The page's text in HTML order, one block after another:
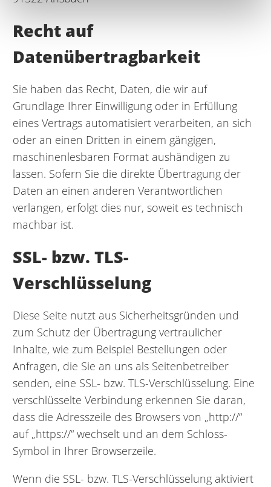
Recht auf
Datenübertragbarkeit
Sie haben das Recht, Daten, die wir auf
Grundlage Ihrer Einwilligung oder in Erfüllung
eines Vertrags automatisiert verarbeiten, an sich
oder an einen Dritten in einem gängigen,
maschinenlesbaren Format aushändigen zu
lassen. Sofern Sie die direkte Übertragung der
Daten an einen anderen Verantwortlichen
verlangen, erfolgt dies nur, soweit es technisch
machbar ist.
SSL- bzw. TLS-
Verschlüsselung
Diese Seite nutzt aus Sicherheitsgründen und
zum Schutz der Übertragung vertraulicher
Inhalte, wie zum Beispiel Bestellungen oder
Anfragen, die Sie an uns als Seitenbetreiber
senden, eine SSL- bzw. TLS-Verschlüsselung. Eine
verschlüsselte Verbindung erkennen Sie daran,
dass die Adresszeile des Browsers von „http://“
auf „https://“ wechselt und an dem Schloss-
Symbol in Ihrer Browserzeile.
Wenn die SSL- bzw. TLS-Verschlüsselung aktiviert